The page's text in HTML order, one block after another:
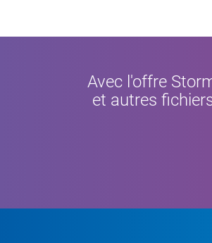
Avec l'offre
et autres